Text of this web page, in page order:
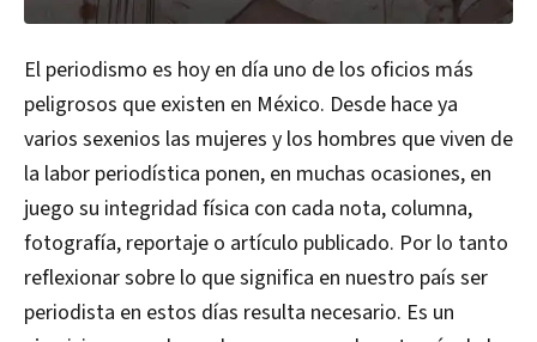
El periodismo es hoy en día uno de los oficios más
peligrosos que existen en México. Desde hace ya
varios sexenios las mujeres y los hombres que viven de
la labor periodística ponen, en muchas ocasiones, en
juego su integridad física con cada nota, columna,
fotografía, reportaje o artículo publicado. Por lo tanto
reflexionar sobre lo que significa en nuestro país ser
periodista en estos días resulta necesario. Es un